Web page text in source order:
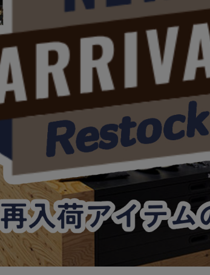
焚き火/ストーブ
フィールドギア
クーラーボックス
コンテナ/収納
ステッカー